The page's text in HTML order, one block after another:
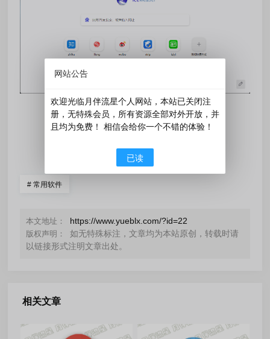
# 常用软件
本文地址： https://www.yueblx.com/?id=22
版权声明：
如无特殊标注，文章均为本站原创，转载时请
以链接形式注明文章出处。
相关文章
网站公告
欢迎光临月伴流星个人网站，本站已关闭注
册，无特殊会员，所有资源全部对外开放，并
且均为免费！ 相信会给你一个不错的体验！
已读